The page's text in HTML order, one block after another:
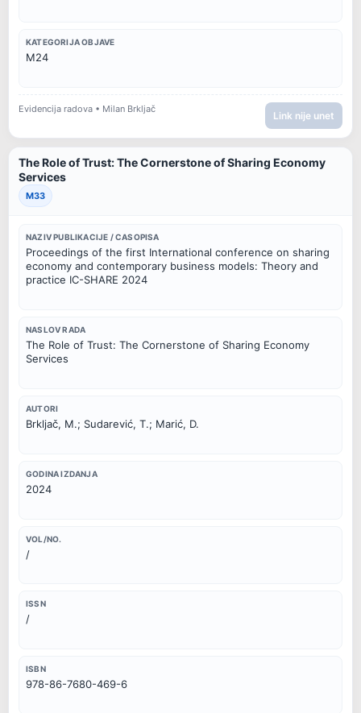
KATEGORIJA OBJAVE
M24
Evidencija radova • Milan Brkljač
Link nije unet
The Role of Trust: The Cornerstone of Sharing Economy
Services
M33
NAZIV PUBLIKACIJE / CASOPISA
Proceedings of the first International conference on sharing
economy and contemporary business models: Theory and
practice IC-SHARE 2024
NASLOV RADA
The Role of Trust: The Cornerstone of Sharing Economy
Services
AUTORI
Brkljač, M.; Sudarević, T.; Marić, D.
GODINA IZDANJA
2024
VOL/NO.
/
ISSN
/
ISBN
978-86-7680-469-6